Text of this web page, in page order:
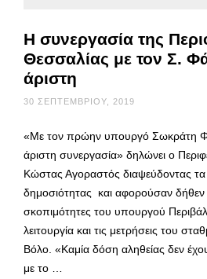
Η συνεργασία της
Θεσσαλίας με τον Σ.
άριστη
30 ΣΕΠΤΕΜΒΡΊΟΥ, 2019
«Με τον πρώην υπουργό Σωκράτη
άριστη συνεργασία» δηλώνει ο
Κώστας Αγοραστός διαψεύδοντας
δημοσιότητας και αφορούσαν δήθεν
σκοπιμότητες του υπουργού
λειτουργία και τις μετρήσεις του
Βόλο. «Καμία δόση αληθείας δεν
με το …